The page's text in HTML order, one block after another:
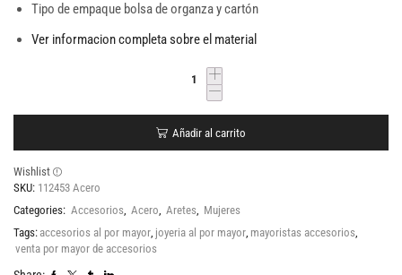
Tipo de empaque bolsa de organza y cartón
Ver informacion completa sobre el material
Añadir al carrito
Wishlist
SKU: 112453 Acero
Categories: Accesorios, Acero, Aretes, Mujeres
Tags: accesorios al por mayor, joyeria al por mayor, mayoristas accesorios,
venta por mayor de accesorios